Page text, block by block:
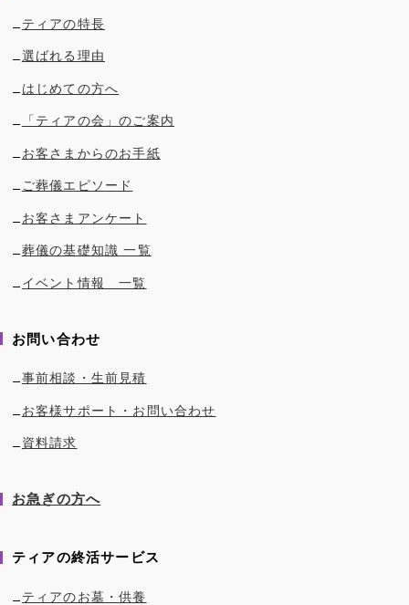
ティアの特長
選ばれる理由
はじめての方へ
「ティアの会」のご案内
お客さまからのお手紙
ご葬儀エピソード
お客さまアンケート
葬儀の基礎知識 一覧
イベント情報 一覧
お問い合わせ
事前相談・生前見積
お客様サポート・お問い合わせ
資料請求
お急ぎの方へ
ティアの終活サービス
ティアのお墓・供養